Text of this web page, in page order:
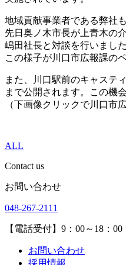
地域貢献事業者である弊社
先日奥ノ木市長が上青木の
嶋田社長と対談を行いました
この様子が川口市広報課の
また、川口駅前のキャステ
まで公開されます。この機
（下画像クリックで川口市
ALL
Contact us
お問い合わせ
048-267-2111
【電話受付】9：00～18：00
お問い合わせ
採用情報